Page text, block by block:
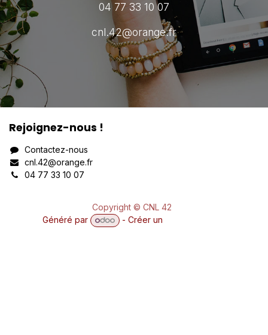
04 77 33 10 07
cnl.42@orange.fr
Rejoignez-nous !
Contactez-nous
cnl.42@orange.fr
04 77 33 10 07
Copyright © CNL 42
Généré par
- Créer un